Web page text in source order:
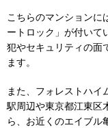
こちらのマンションに
ートロック」が付いて
犯やセキュリティの面
ます。
また、フォレストハイ
駅周辺や東京都江東区
ら、お近くのエイブル